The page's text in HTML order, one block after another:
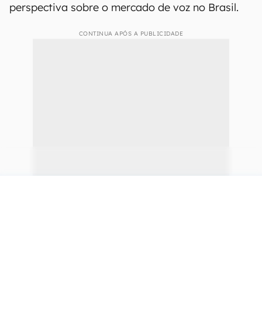
perspectiva sobre o mercado de voz no Brasil.
CONTINUA APÓS A PUBLICIDADE